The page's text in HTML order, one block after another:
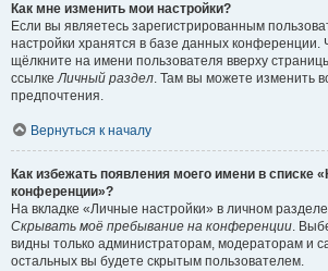
Как мне изменить мои настройки?
Если вы являетесь зарегистрированным
настройки хранятся в базе данных конференции.
щёлкните на имени пользователя вверху
ссылкеЛичный раздел. Там вы можете изменить
предпочтения.
Вернуться к началу
Как избежать появления моего имени в списке
конференции»?
На вкладке «Личные настройки» в личном
Скрывать моё пребывание на конференции.
видны только администраторам, модераторам и
остальных вы будете скрытым пользователем.